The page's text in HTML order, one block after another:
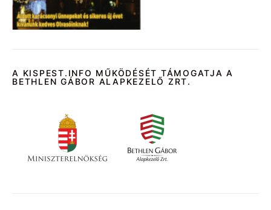
A KISPEST.INFO MŰKÖDÉSÉT TÁMOGATJA A
BETHLEN GÁBOR ALAPKEZELŐ ZRT.